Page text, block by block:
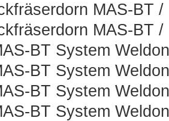
MAS-BT /
MAS-BT /
BT System Weldon
BT System
BT System
BT System